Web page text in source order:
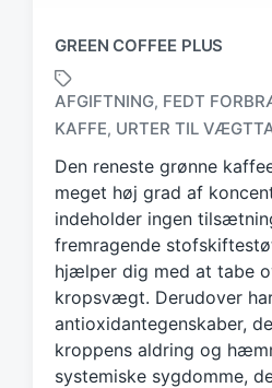
GREEN COFFEE PLUS
a
g
g
e
d
w
i
t
h
AFGIFTNING, FEDT
KAFFE, URTER TIL
Den reneste grønne
meget høj grad af
indeholder ingen
fremragende
hjælper dig med at tabe
kropsvægt. Derudover
antioxidantegenskaber,
kroppens aldring og
systemiske sygdomme,